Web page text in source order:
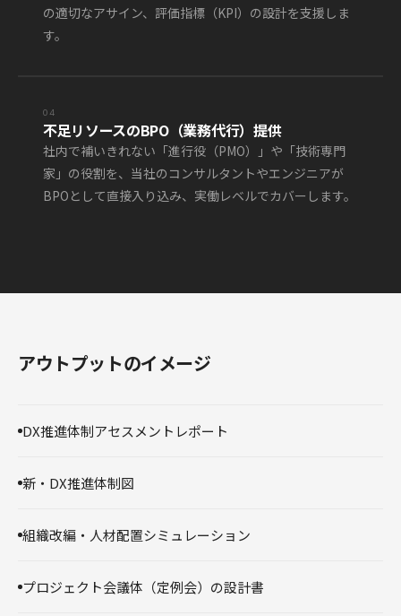
の適切なアサイン、評価指標（KPI）の設計を支援しま
す。
04
不足リソースのBPO（業務代行）提供
社内で補いきれない「進行役（PMO）」や「技術専門
家」の役割を、当社のコンサルタントやエンジニアが
BPOとして直接入り込み、実働レベルでカバーします。
アウトプットのイメージ
DX推進体制アセスメントレポート
新・DX推進体制図
組織改編・人材配置シミュレーション
プロジェクト会議体（定例会）の設計書